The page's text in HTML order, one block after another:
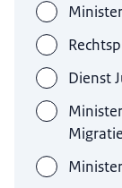
Dienst
Migratie